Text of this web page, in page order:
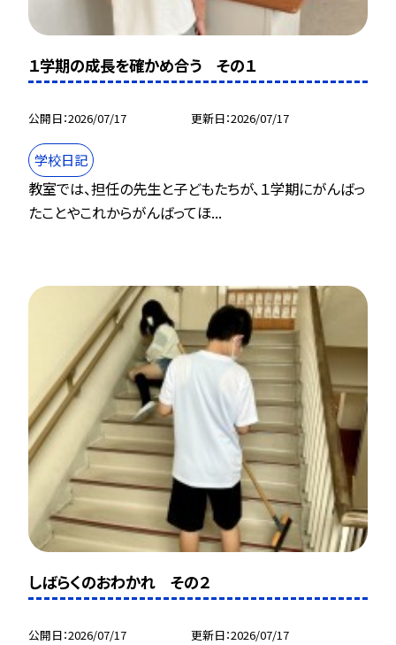
１学期の成長を確かめ合う その１
公開日 2026/07/17 更新日 2026/07/17
学校日記
教室では、担任の先生と子どもたちが、１学期にがんばっ
たことやこれからがんばってほ...
しばらくのおわかれ その２
公開日 2026/07/17 更新日 2026/07/17